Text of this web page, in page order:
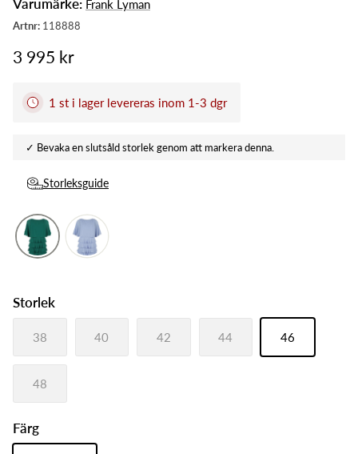
Varumärke: Frank Lyman
3 995 kr
1 st i lager levereras inom 1-3 dgr
Storleksguide
Storlek
38 40 42 44 46
48
Färg